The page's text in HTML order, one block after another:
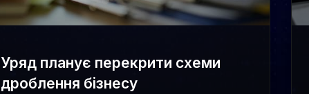
Уряд планує перекрити схеми
дроблення бізнесу